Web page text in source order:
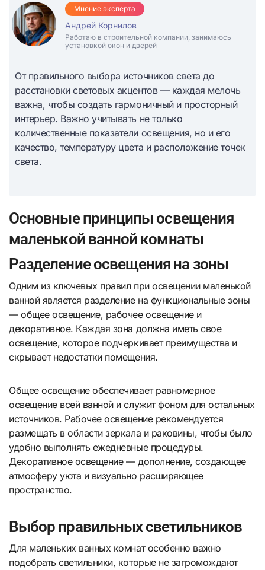
Мнение эксперта
Андрей Корнилов
Работаю в строительной компании, занимаюсь
установкой окон и дверей
От правильного выбора источников света до
расстановки световых акцентов — каждая мелочь
важна, чтобы создать гармоничный и просторный
интерьер. Важно учитывать не только
количественные показатели освещения, но и его
качество, температуру цвета и расположение точек
света.
Основные принципы освещения
маленькой ванной комнаты
Разделение освещения на зоны
Одним из ключевых правил при освещении маленькой
ванной является разделение на функциональные зоны
— общее освещение, рабочее освещение и
декоративное. Каждая зона должна иметь свое
освещение, которое подчеркивает преимущества и
скрывает недостатки помещения.
Общее освещение обеспечивает равномерное
освещение всей ванной и служит фоном для остальных
источников. Рабочее освещение рекомендуется
размещать в области зеркала и раковины, чтобы было
удобно выполнять ежедневные процедуры.
Декоративное освещение — дополнение, создающее
атмосферу уюта и визуально расширяющее
пространство.
Выбор правильных светильников
Для маленьких ванных комнат особенно важно
подобрать светильники, которые не загромождают